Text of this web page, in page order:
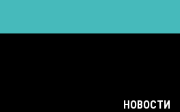
НОВОСТИ